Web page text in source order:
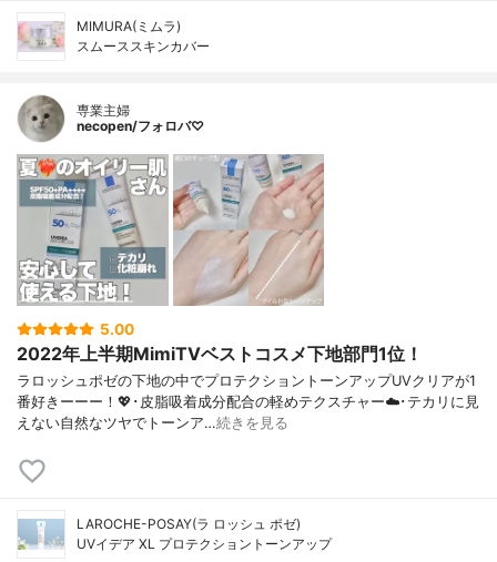
MIMURA(ミムラ)
スムーススキンカバー
専業主婦
necopen/フォロバ♡
5.00
2022年上半期MimiTVベストコスメ下地部門1位！
ラロッシュポゼの下地の中でプロテクショントーンアップUVクリアが1
番好きーーー！💖･皮脂吸着成分配合の軽めテクスチャー☁️･テカリに見
えない自然なツヤでトーンア…続きを見る
LAROCHE-POSAY(ラ ロッシュ ポゼ)
UVイデア XL プロテクショントーンアップ